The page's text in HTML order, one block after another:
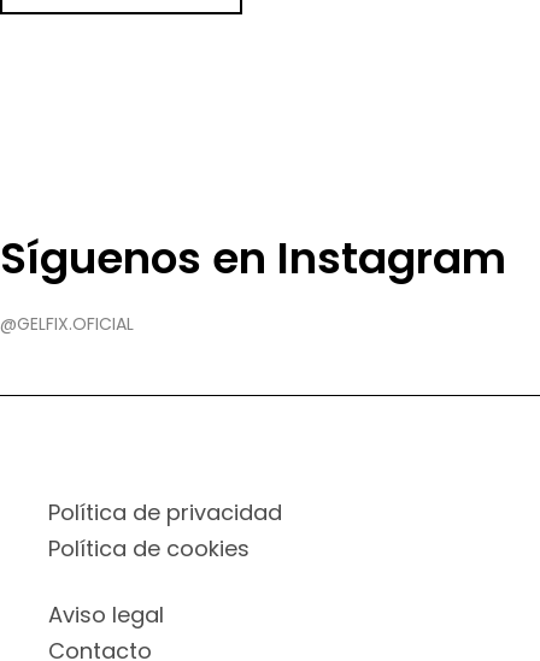
Síguenos en Instagram
@GELFIX.OFICIAL
Política de privacidad
Política de cookies
Aviso legal
Contacto